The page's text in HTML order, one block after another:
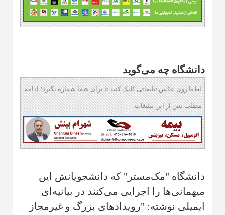
دانشگاه چه می‌گوید
لطفا روی عکس تبلیغاتی کلیک کنید تا برای شما شماره بگیرد؛ ادامه
مطلب پس از این تبلیغات
دانشگاه "مک‌مستر" که دانشجویانش این
میهمانی‌ها را اجرایی می‌کنند در بیانیه‌ای
ایمیلی نوشته: "رویدادهای بزرگ و غیرمجاز